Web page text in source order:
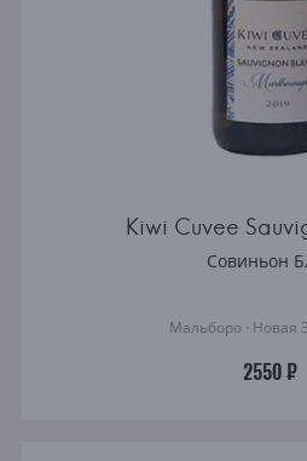
Kiwi Cuvee
Совиньон
Мальборо · Новая
2550 ₽